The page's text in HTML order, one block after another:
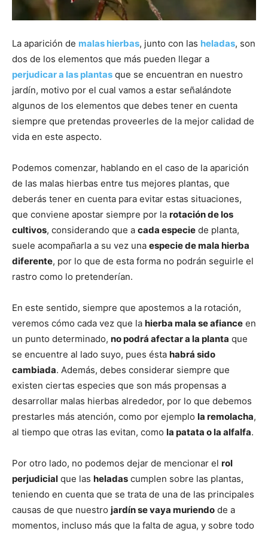
La aparición de malas hierbas, junto con las heladas, son
dos de los elementos que más pueden llegar a
perjudicar a las plantas que se encuentran en nuestro
jardín, motivo por el cual vamos a estar señalándote
algunos de los elementos que debes tener en cuenta
siempre que pretendas proveerles de la mejor calidad de
vida en este aspecto.
Podemos comenzar, hablando en el caso de la aparición
de las malas hierbas entre tus mejores plantas, que
deberás tener en cuenta para evitar estas situaciones,
que conviene apostar siempre por la rotación de los
cultivos, considerando que a cada especie de planta,
suele acompañarla a su vez una especie de mala hierba
diferente, por lo que de esta forma no podrán seguirle el
rastro como lo pretenderían.
En este sentido, siempre que apostemos a la rotación,
veremos cómo cada vez que la hierba mala se afiance en
un punto determinado, no podrá afectar a la planta que
se encuentre al lado suyo, pues ésta habrá sido
cambiada. Además, debes considerar siempre que
existen ciertas especies que son más propensas a
desarrollar malas hierbas alrededor, por lo que debemos
prestarles más atención, como por ejemplo la remolacha,
al tiempo que otras las evitan, como la patata o la alfalfa.
Por otro lado, no podemos dejar de mencionar el rol
perjudicial que las heladas cumplen sobre las plantas,
teniendo en cuenta que se trata de una de las principales
causas de que nuestro jardín se vaya muriendo de a
momentos, incluso más que la falta de agua, y sobre todo